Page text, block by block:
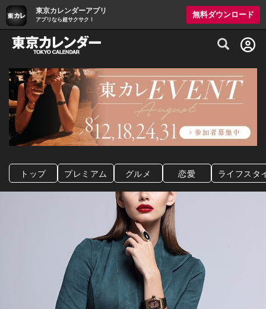
東京カレンダーアプリ
アプリなら超サクサク！
無料ダウンロード
グルメ情報・プレミアムレストラン予約
トップ プレミアム グルメ 恋愛 ライフスタ